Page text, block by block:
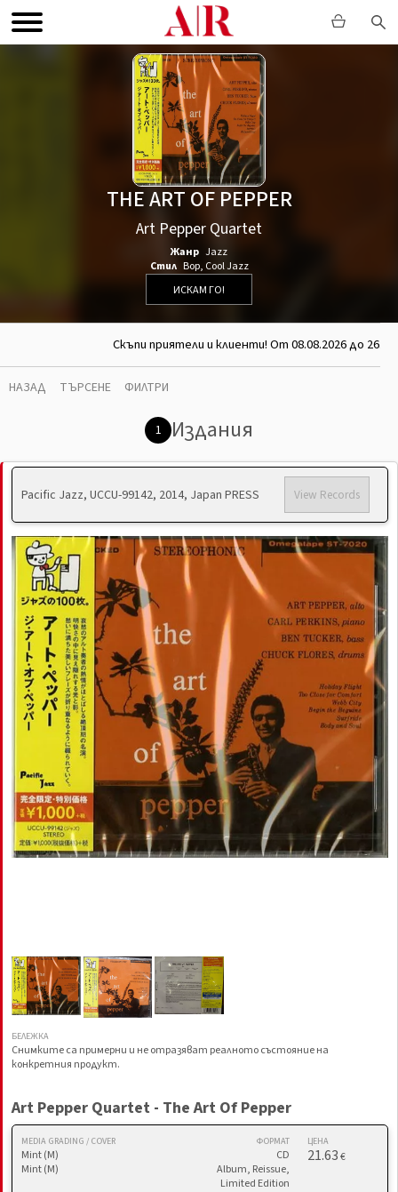
THE ART OF PEPPER
Art Pepper Quartet
Жанр Jazz
Стил Bop, Cool Jazz
ИСКАМ ГО!
Скъпи приятели и клиенти! От 08.08.2026 до
НАЗАД ТЪРСЕНЕ ФИЛТРИ
1 Издания
Pacific Jazz, UCCU-99142, 2014, Japan PRESS View Records
БЕЛЕЖКА
Снимките са примерни и не отразяват реалното състояние на
конкретния продукт.
Art Pepper Quartet - The Art Of Pepper
MEDIA GRADING / COVER
Mint (M)
Mint (M)
ФОРМАТ
CD
Album, Reissue,
Limited Edition
ЦЕНА
21.63€